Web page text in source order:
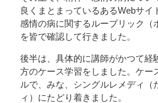
良くまとまっているあるWebサイ
感情の病に関するルーブリック（
を皆で確認して行きました。
後半は、具体的に講師がかつて経
方のケース学習をしました。ケー
ルで、みな、シングルレメディ（
ィ）にたどり着きました。